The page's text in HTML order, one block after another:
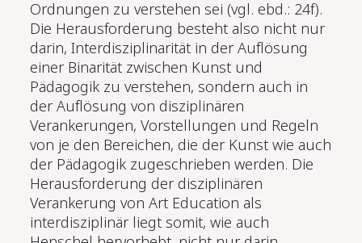
Ordnungen zu verstehen sei (vgl. ebd.: 24f).
Die Herausforderung besteht also nicht nur
darin, Interdisziplinarität in der Auflösung
einer Binarität zwischen Kunst und
Pädagogik zu verstehen, sondern auch in
der Auflösung von disziplinären
Verankerungen, Vorstellungen und Regeln
von je den Bereichen, die der Kunst wie auch
der Pädagogik zugeschrieben werden. Die
Herausforderung der disziplinären
Verankerung von Art Education als
interdisziplinär liegt somit, wie auch